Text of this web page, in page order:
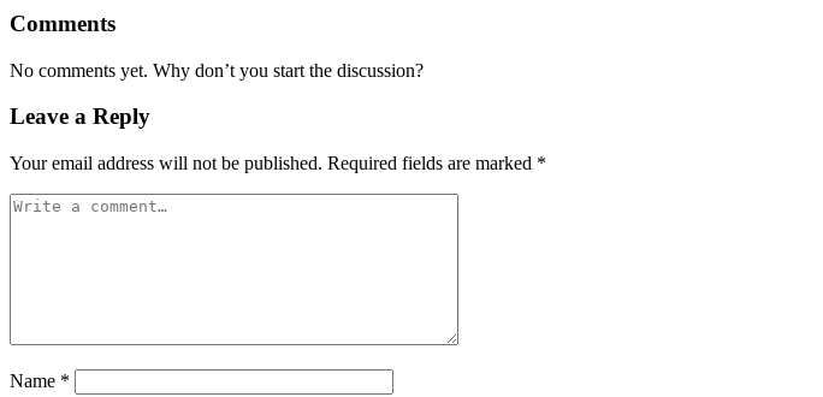
Comments
No comments yet. Why don’t you start the discussion?
Leave a Reply
Your email address will not be published. Required fields are marked *
Name *